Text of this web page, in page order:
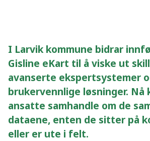
I Larvik kommune bidrar
Gisline eKart til å viske ut
avanserte ekspertsystemer
brukervennlige løsninger. Nå
ansatte samhandle om de
dataene, enten de sitter på
eller er ute i felt.